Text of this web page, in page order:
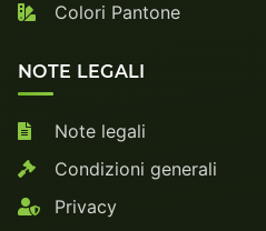
Colori Pantone
NOTE LEGALI
Note legali
Condizioni generali
Privacy